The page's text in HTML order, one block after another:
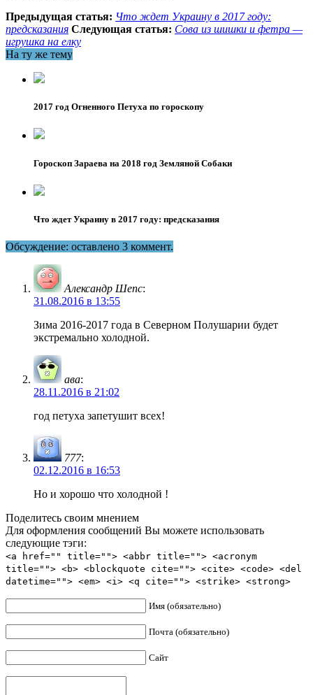
Предыдущая статья: Что ждет Украину в 2017 году:
предсказания Следующая статья: Сова из шишки и фетра —
игрушка на елку
На ту же тему
2017 год Огненного Петуха по гороскопу
Гороскоп Зараева на 2018 год Земляной Собаки
Что ждет Украину в 2017 году: предсказания
Обсуждение: оставлено 3 коммент.
Александр Шепс:
31.08.2016 в 13:55
Зима 2016-2017 года в Северном Полушарии будет
экстремально холодной.
ава:
28.11.2016 в 21:02
год петуха запетушит всех!
777:
02.12.2016 в 16:53
Но и хорошо что холодной !
Поделитесь своим мнением
Для оформления сообщений Вы можете использовать
следующие тэги:
<a href="" title=""> <abbr title=""> <acronym
title=""> <b> <blockquote cite=""> <cite> <code> <del
datetime=""> <em> <i> <q cite=""> <strike> <strong>
Имя (обязательно)
Почта (обязательно)
Сайт